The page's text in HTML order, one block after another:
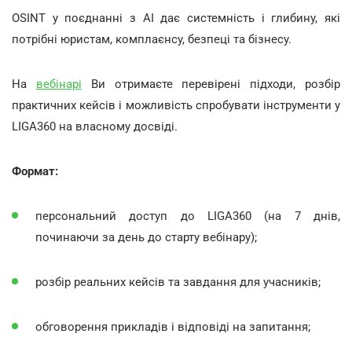
OSINT у поєднанні з AI дає системність і глибину, які
потрібні юристам, комплаєнсу, безпеці та бізнесу.
На вебінарі Ви отримаєте перевірені підходи, розбір
практичних кейсів і можливість спробувати інструменти у
LIGA360 на власному досвіді.
Формат:
персональний доступ до LIGA360 (на 7 днів,
починаючи за день до старту вебінару);
розбір реальних кейсів та завдання для учасників;
обговорення прикладів і відповіді на запитання;